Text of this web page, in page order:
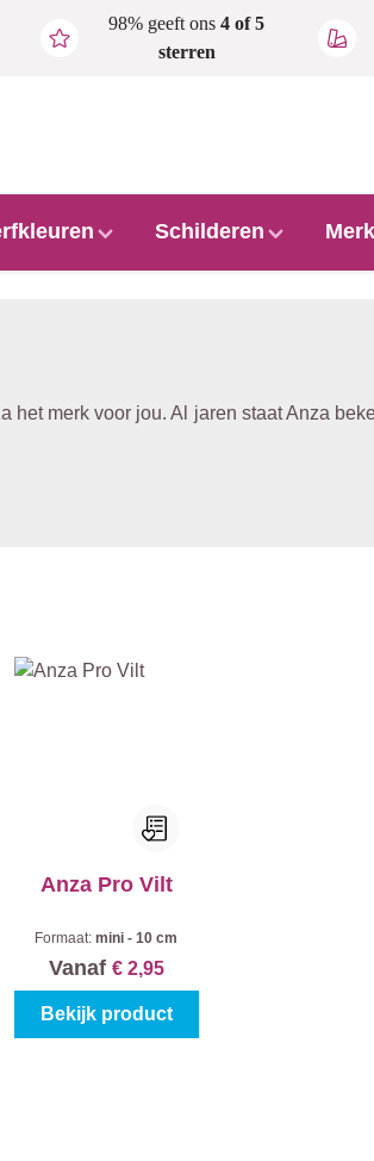
98% geeft ons4 of 5
sterren
Schilderen
merk voor jou. Al jaren staat Anza
Anza Pro Vilt
Formaat:mini - 10 cm
Vanaf € 2,95
Bekijk product